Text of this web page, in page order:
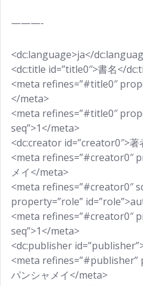
———-
<dc:language>ja</
<dc:title id=”title0″>書名</
<meta refines=”#title0″
</meta>
<meta refines=”#title0″
seq”>1</meta>
<dc:creator id=”creator0″>
<meta refines=”#creator0″
メイ</meta>
<meta refines=”#creator0″
property=”role”
<meta refines=”#creator0″
seq”>1</meta>
<dc:publisher
<meta refines=”#publisher”
パンシャメイ</meta>